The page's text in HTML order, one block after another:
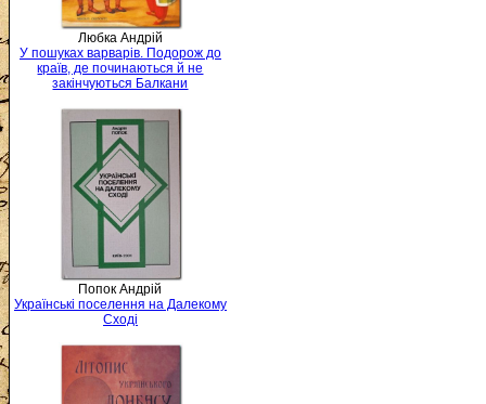
Любка Андрій
У пошуках варварів. Подорож до
країв, де починаються й не
закінчуються Балкани
Попок Андрій
Українські поселення на Далекому
Сході